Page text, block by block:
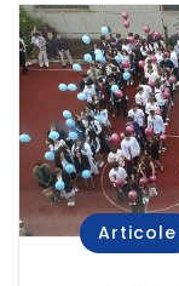
Articole